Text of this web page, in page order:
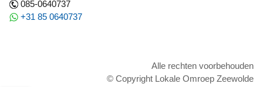
085-0640737
+31 85 0640737
Alle rechten voorbehouden
© Copyright Lokale Omroep Zeewolde